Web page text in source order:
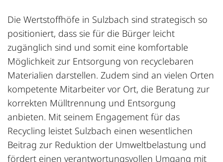
Die Wertstoffhöfe in Sulzbach sind strategisch so
positioniert, dass sie für die Bürger leicht
zugänglich sind und somit eine komfortable
Möglichkeit zur Entsorgung von recyclebaren
Materialien darstellen. Zudem sind an vielen Orten
kompetente Mitarbeiter vor Ort, die Beratung zur
korrekten Mülltrennung und Entsorgung
anbieten. Mit seinem Engagement für das
Recycling leistet Sulzbach einen wesentlichen
Beitrag zur Reduktion der Umweltbelastung und
fördert einen verantwortungsvollen Umgang mit